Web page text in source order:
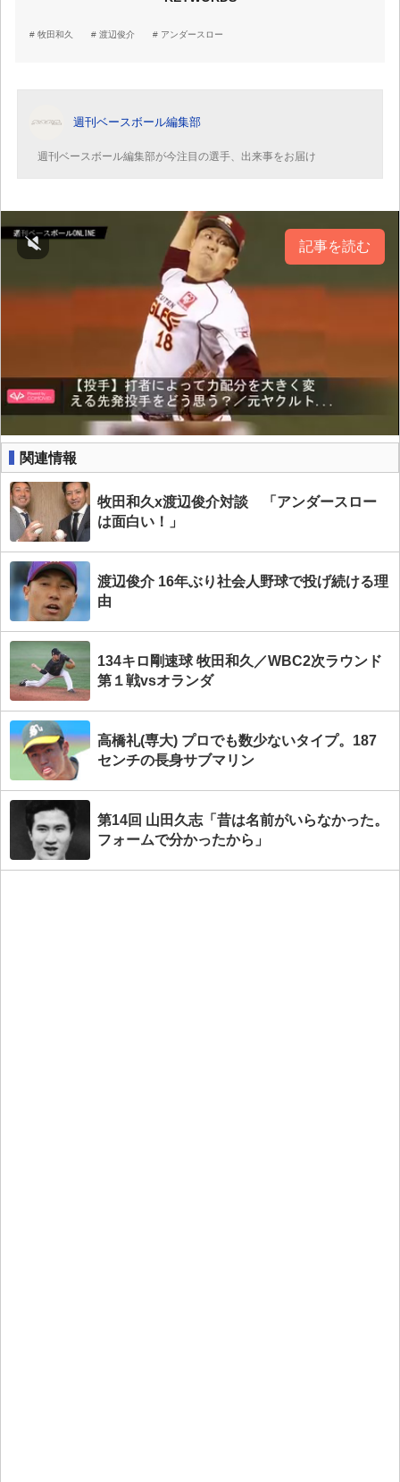
牧田和久 渡辺俊介 アンダースロー
週刊ベースボール編集部
週刊ベースボール編集部が今注目の選手、出来事をお届け
記事を読む
関連情報
牧田和久x渡辺俊介対談 「アンダースロー
は面白い！」
渡辺俊介 16年ぶり社会人野球で投げ続ける理
由
134キロ剛速球 牧田和久／WBC2次ラウンド
第１戦vsオランダ
高橋礼(専大) プロでも数少ないタイプ。187
センチの長身サブマリン
第14回 山田久志「昔は名前がいらなかった。
フォームで分かったから」